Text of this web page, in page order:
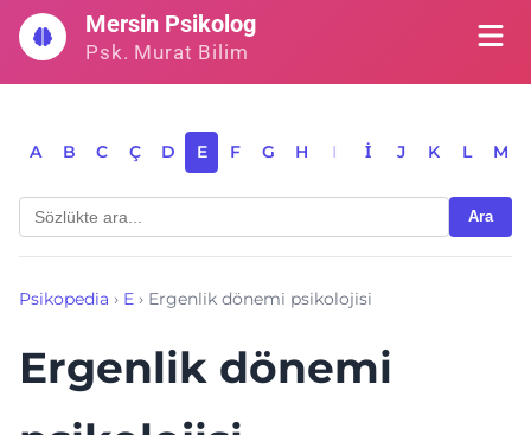
İçeriğe
geç
Mersin Psikolog
Psk. Murat Bilim
A B C Ç D E F G H I İ J K L M
Ara
Psikopedia › E › Ergenlik dönemi psikolojisi
Ergenlik dönemi